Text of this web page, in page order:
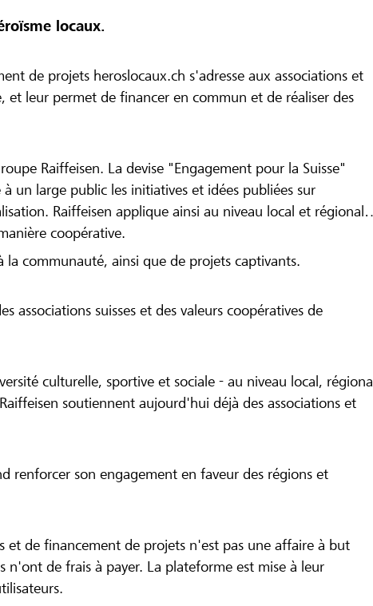
locaux.
de projets heroslocaux.ch s'adresse aux associations et
leur permet de financer en commun et de réaliser des
Raiffeisen. La devise "Engagement pour la Suisse"
un large public les initiatives et idées publiées sur
Raiffeisen applique ainsi au niveau local et régional
coopérative.
la communauté, ainsi que de projets captivants.
associations suisses et des valeurs coopératives de
culturelle, sportive et sociale - au niveau local, régional
soutiennent aujourd'hui déjà des associations et
renforcer son engagement en faveur des régions et
et de financement de projets n'est pas une affaire à but
n'ont de frais à payer. La plateforme est mise à leur